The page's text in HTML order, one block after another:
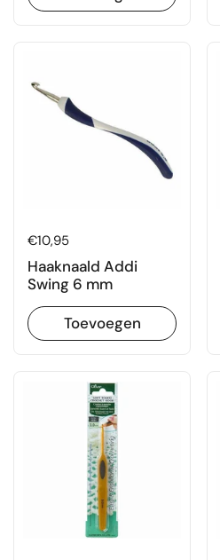
Prijs:
€10,95
Haaknaald Addi
Swing 6 mm
Toevoegen